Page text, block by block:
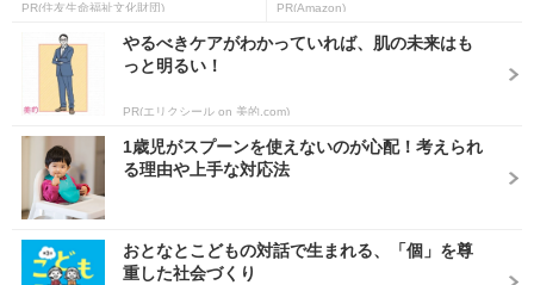
PR(住友生命福祉文化財団) PR(Amazon)
やるべきケアがわかっていれば、肌の未来はも
っと明るい！
PR(エリクシール on 美的.com)
1歳児がスプーンを使えないのが心配！考えられ
る理由や上手な対応法
おとなとこどもの対話で生まれる、「個」を尊
重した社会づくり